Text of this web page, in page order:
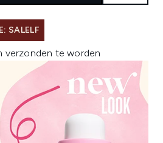
SALELF
verzonden te worden